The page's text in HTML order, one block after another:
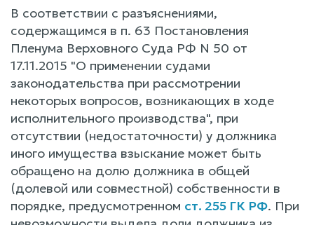
В соответствии с разъяснениями,
содержащимся в п. 63 Постановления
Пленума Верховного Суда РФ N 50 от
17.11.2015 "О применении судами
законодательства при рассмотрении
некоторых вопросов, возникающих в ходе
исполнительного производства", при
отсутствии (недостаточности) у должника
иного имущества взыскание может быть
обращено на долю должника в общей
(долевой или совместной) собственности в
порядке, предусмотренном ст. 255 ГК РФ. При